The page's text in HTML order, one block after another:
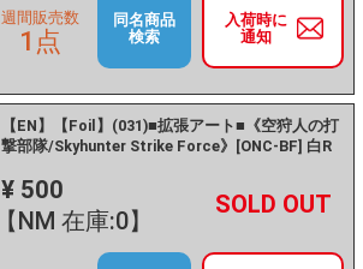
入荷時に
通知
週間販売数
1点
同名商品
検索
【EN】【Foil】(031)■拡張アート■《空狩人の打
撃部隊/Skyhunter Strike Force》[ONC-BF] 白R
¥ 500
【NM 在庫:0】
－ +